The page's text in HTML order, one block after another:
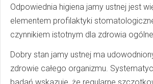
Odpowiednia higiena jamy ustnej jest
elementem profilaktyki
czynnikiem istotnym dla zdrowia
Dobry stan jamy ustnej ma
zdrowie całego organizmu.